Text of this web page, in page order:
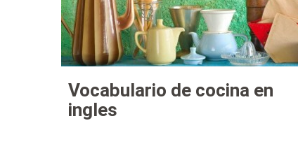
Vocabulario de cocina en
ingles